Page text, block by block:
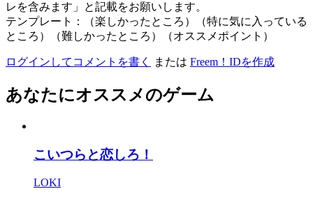
レを含みます」と記載をお願いします。
テンプレート：（楽しかったところ）（特に気に入っている
ところ）（難しかったところ）（オススメポイント）
ログインしてコメントを書く または Freem！IDを作成
あなたにオススメのゲーム
こいつらと恋しろ！
LOKI